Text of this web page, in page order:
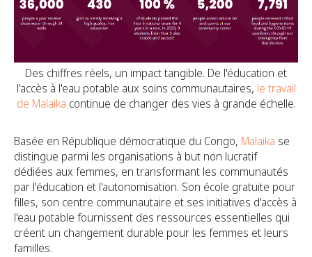
Des chiffres réels, un impact tangible. De l'éducation et
l'accès à l'eau potable aux soins communautaires, le travail
de Malaika continue de changer des vies à grande échelle.
Basée en République démocratique du Congo, Malaika se
distingue parmi les organisations à but non lucratif
dédiées aux femmes, en transformant les communautés
par l'éducation et l'autonomisation. Son école gratuite pour
filles, son centre communautaire et ses initiatives d'accès à
l'eau potable fournissent des ressources essentielles qui
créent un changement durable pour les femmes et leurs
familles.